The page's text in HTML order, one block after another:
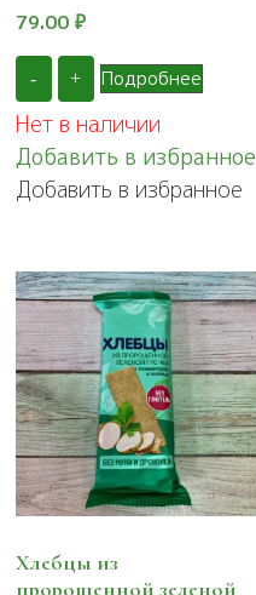
79.00 ₽
- + Подробнее
Нет в наличии
Добавить в избранное
Добавить в избранное
Хлебцы из
пророщенной зеленой